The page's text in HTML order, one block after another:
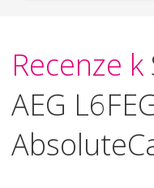
Recenze k
AEG